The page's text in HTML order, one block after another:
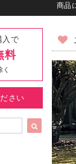
商品
入で
料
さい